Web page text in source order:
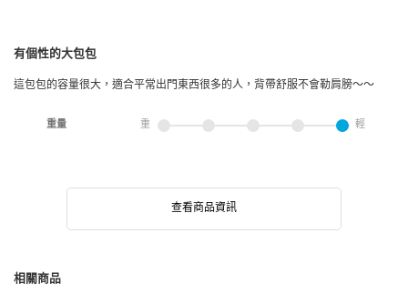
有個性的大包包
這包包的容量很大，適合平常出門東西很多的人，背帶舒服不會勒肩膀～～
重量 重 輕
查看商品資訊
相關商品